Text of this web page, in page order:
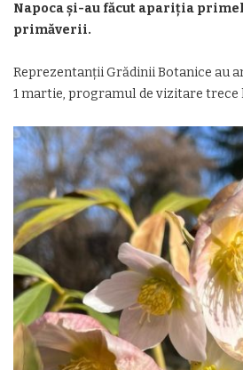
Napoca și-au făcut apariția
primăverii.
Reprezentanții Grădinii Botanice au
1 martie, programul de vizitare trece